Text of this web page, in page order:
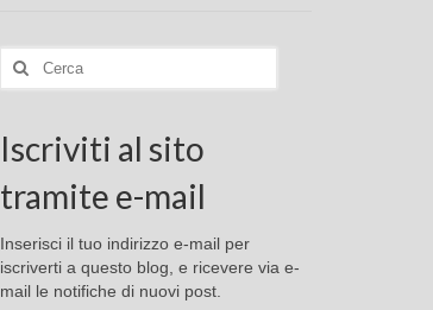
Cerca:
Iscriviti al sito
tramite e-mail
Inserisci il tuo indirizzo e-mail per
iscriverti a questo blog, e ricevere via e-
mail le notifiche di nuovi post.